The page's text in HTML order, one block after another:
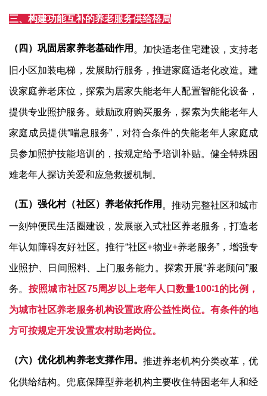
三、构建功能互补的养老服务供给格局
（四）巩固居家养老基础作用 。加快适老住宅建设，支持老
旧小区加装电梯，发展助行服务，推进家庭适老化改造。建
设家庭养老床位，探索为居家失能老年人配置智能化设备，
提供专业照护服务。鼓励政府购买服务，探索为失能老年人
家庭成员提供“喘息服务” ，对符合条件的失能老年人家庭成
员参加照护技能培训的，按规定给予培训补贴。健全特殊困
难老年人探访关爱和应急救援机制。
（五）强化村（社区）养老依托作用 。推动完整社区和城市
一刻钟便民生活圈建设，发展嵌入式社区养老服务，打造老
年认知障碍友好社区。推行“社区+物业+养老服务” ，增强专
业照护、日间照料、上门服务能力。探索开展“养老顾问”服
务。 按照城市社区75周岁以上老年人口数量100∶1的比例，
为城市社区养老服务机构设置政府公益性岗位。有条件的地
方可按规定开发设置农村助老岗位。
（六）优化机构养老支撑作用。推进养老机构分类改革，优
化供给结构。兜底保障型养老机构主要收住特困老年人和经